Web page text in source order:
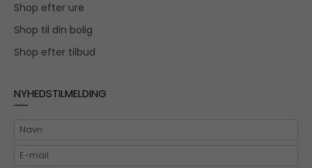
Shop efter ure
Shop til din bolig
Shop efter tilbud
NYHEDSTILMELDING